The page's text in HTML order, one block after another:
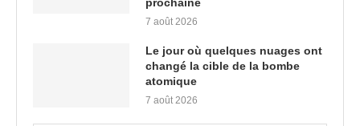
7 août 2026
Le jour où quelques nuages ont
changé la cible de la bombe
atomique
7 août 2026